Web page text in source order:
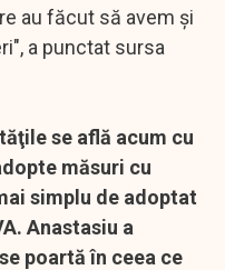
au făcut să avem şi
a punctat sursa
se află acum cu
măsuri cu
simplu de adoptat
Anastasiu a
poartă în ceea ce